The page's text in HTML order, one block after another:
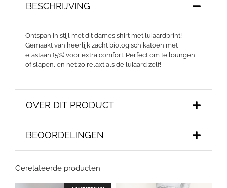
BESCHRIJVING
Ontspan in stijl met dit dames shirt met luiaardprint!
Gemaakt van heerlijk zacht biologisch katoen met
elastaan (5%) voor extra comfort. Perfect om te loungen
of slapen, en net zo relaxt als de luiaard zelf!
OVER DIT PRODUCT
BEOORDELINGEN
Gerelateerde producten